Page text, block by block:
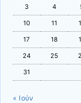
3 4
10 11
17 18
24 25
31
« Ιούν